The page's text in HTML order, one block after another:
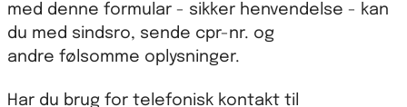
med denne formular - sikker henvendelse - kan
du med sindsro, sende cpr-nr. og
andre følsomme oplysninger.
Har du brug for telefonisk kontakt til